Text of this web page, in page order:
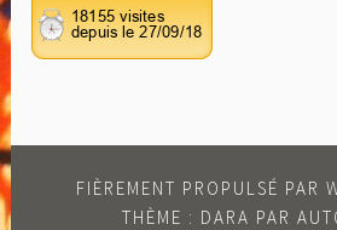
FIÈREMENT PROPULSÉ PAR
THÈME : DARA PAR